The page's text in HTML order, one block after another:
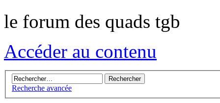
le forum des quads tgb
Accéder au contenu
Recherche avancée